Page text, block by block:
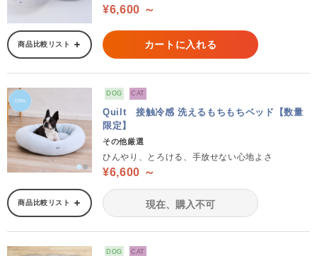
¥6,600 ～
商品比較リスト カートに入れる
DOG CAT
Quilt 接触冷感 洗えるもちもちベッド【数量
限定】
その他厳選
ひんやり、とろける、手放せない心地よさ
¥6,600 ～
商品比較リスト 現在、購入不可
DOG CAT